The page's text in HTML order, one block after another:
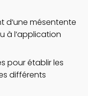
d’une mésentente
à l’application
pour établir les
différents